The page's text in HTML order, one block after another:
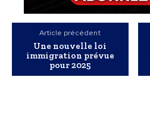
Article précédent
Une nouvelle loi
immigration prévue
pour 2025